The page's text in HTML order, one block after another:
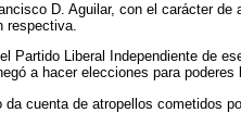
D. Aguilar, con el carácter
respectiva.
Partido Liberal Independiente de
a hacer elecciones para poderes
cuenta de atropellos